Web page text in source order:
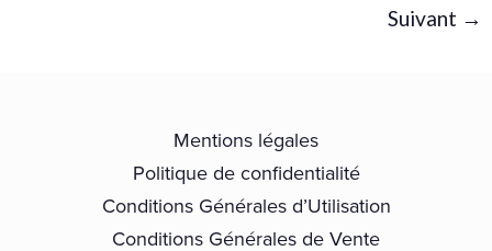
Suivant →
Mentions légales
Politique de confidentialité
Conditions Générales d’Utilisation
Conditions Générales de Vente